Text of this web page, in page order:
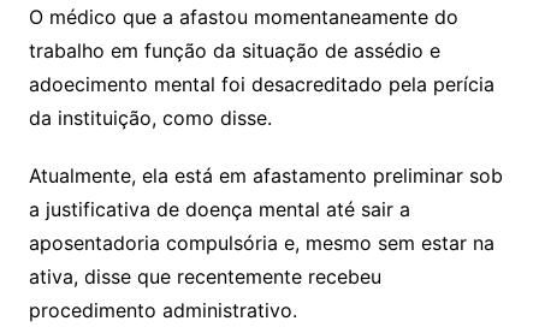
O médico que a afastou momentaneamente do
trabalho em função da situação de assédio e
adoecimento mental foi desacreditado pela perícia
da instituição, como disse.
Atualmente, ela está em afastamento preliminar sob
a justificativa de doença mental até sair a
aposentadoria compulsória e, mesmo sem estar na
ativa, disse que recentemente recebeu
procedimento administrativo.